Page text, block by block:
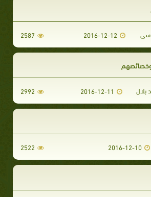
2016-12-12
2587
وخصائصهم
بلال 2016-12-11
2992
2016-12-10
2522